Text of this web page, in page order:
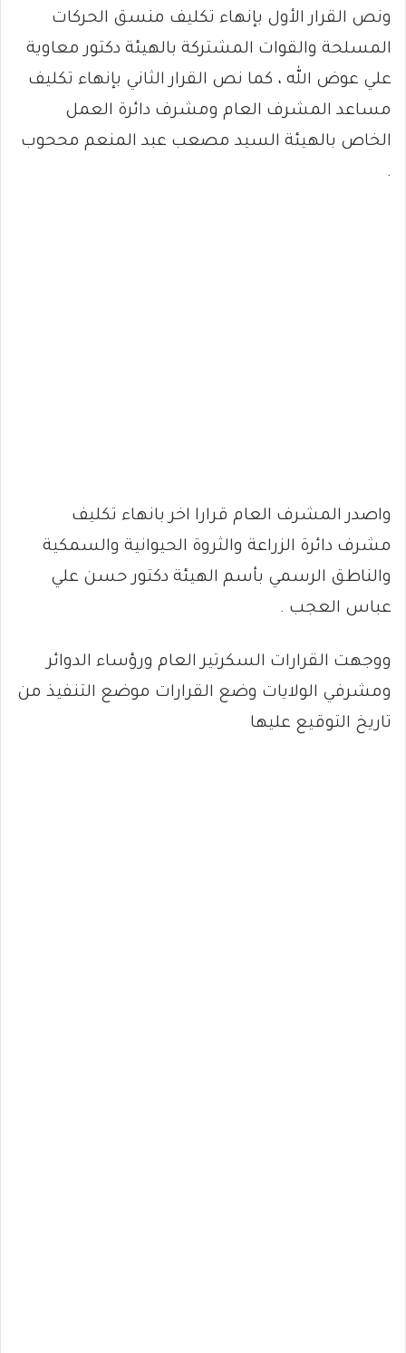
ونص القرار الأول بإنهاء تكليف منسق الحركات
المسلحة والقوات المشتركة بالهيئة دكتور معاوية
علي عوض الله ، كما نص القرار الثاني بإنهاء تكليف
مساعد المشرف العام ومشرف دائرة العمل
الخاص بالهيئة السيد مصعب عبد المنعم مححوب
.
واصدر المشرف العام قرارا اخر بانهاء تكليف
مشرف دائرة الزراعة والثروة الحيوانية والسمكية
والناطق الرسمي بأسم الهيئة دكتور حسن علي
عباس العجب .
ووجهت القرارات السكرتير العام ورؤساء الدوائر
ومشرفي الولايات وضع القرارات موضع التنفيذ من
تاريخ التوقيع عليها